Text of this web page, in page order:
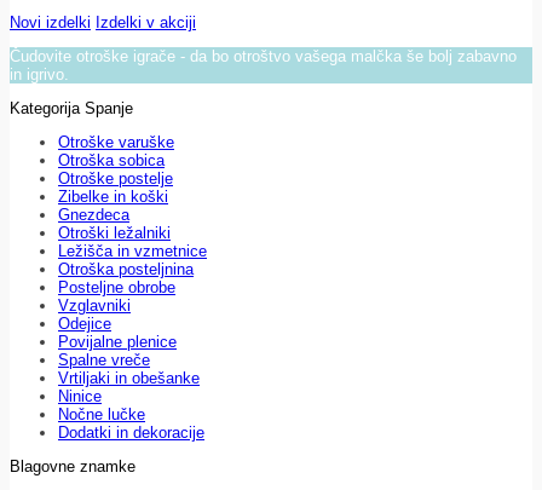
Novi izdelki Izdelki v akciji
Čudovite otroške igrače - da bo otroštvo vašega malčka še bolj zabavno
in igrivo.
Kategorija Spanje
Otroške varuške
Otroška sobica
Otroške postelje
Zibelke in koški
Gnezdeca
Otroški ležalniki
Ležišča in vzmetnice
Otroška posteljnina
Posteljne obrobe
Vzglavniki
Odejice
Povijalne plenice
Spalne vreče
Vrtiljaki in obešanke
Ninice
Nočne lučke
Dodatki in dekoracije
Blagovne znamke